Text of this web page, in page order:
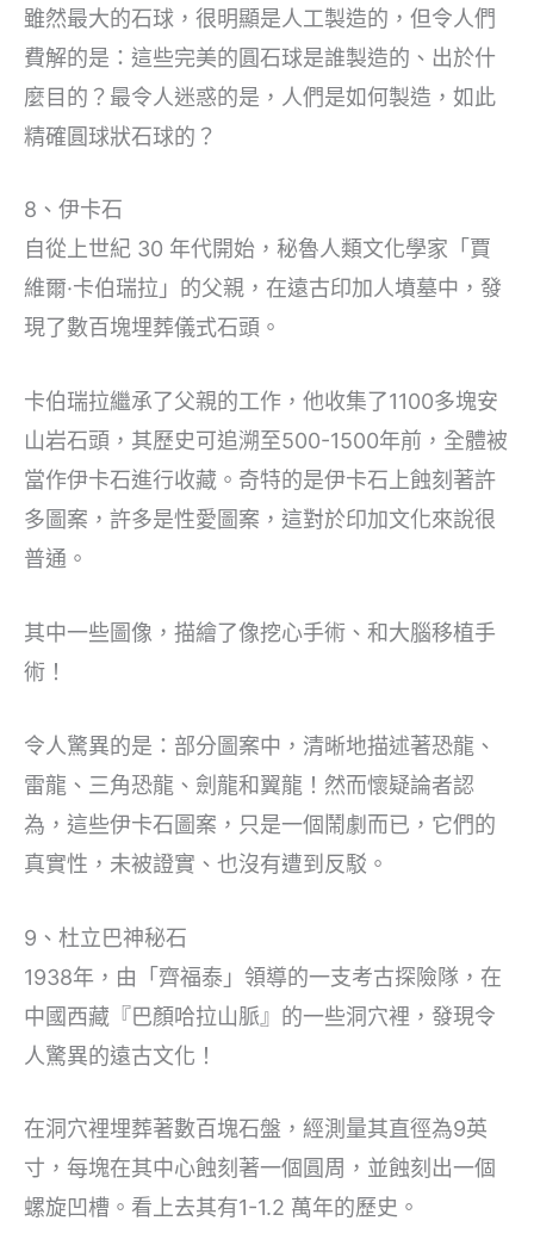
雖然最大的石球，很明顯是人工製造的，但令人們
費解的是：這些完美的圓石球是誰製造的、出於什
麼目的？最令人迷惑的是，人們是如何製造，如此
精確圓球狀石球的？
8、伊卡石
自從上世紀 30 年代開始，秘魯人類文化學家「賈
維爾·卡伯瑞拉」的父親，在遠古印加人墳墓中，發
現了數百塊埋葬儀式石頭。
卡伯瑞拉繼承了父親的工作，他收集了1100多塊安
山岩石頭，其歷史可追溯至500-1500年前，全體被
當作伊卡石進行收藏。奇特的是伊卡石上蝕刻著許
多圖案，許多是性愛圖案，這對於印加文化來說很
普通。
其中一些圖像，描繪了像挖心手術、和大腦移植手
術！
令人驚異的是：部分圖案中，清晰地描述著恐龍、
雷龍、三角恐龍、劍龍和翼龍！然而懷疑論者認
為，這些伊卡石圖案，只是一個鬧劇而已，它們的
真實性，未被證實、也沒有遭到反駁。
9、杜立巴神秘石
1938年，由「齊福泰」領導的一支考古探險隊，在
中國西藏『巴顏哈拉山脈』的一些洞穴裡，發現令
人驚異的遠古文化！
在洞穴裡埋葬著數百塊石盤，經測量其直徑為9英
寸，每塊在其中心蝕刻著一個圓周，並蝕刻出一個
螺旋凹槽。看上去其有1-1.2 萬年的歷史。